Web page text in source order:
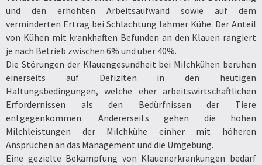
und den erhöhten Arbeitsaufwand sowie auf dem
verminderten Ertrag bei Schlachtung lahmer Kühe. Der Anteil
von Kühen mit krankhaften Befunden an den Klauen rangiert
je nach Betrieb zwischen 6% und über 40%.
Die Störungen der Klauengesundheit bei Milchkühen beruhen
einerseits auf Defiziten in den heutigen
Haltungsbedingungen, welche eher arbeitswirtschaftlichen
Erfordernissen als den Bedürfnissen der Tiere
entgegenkommen. Andererseits gehen die hohen
Milchleistungen der Milchkühe einher mit höheren
Ansprüchen an das Management und die Umgebung.
Eine gezielte Bekämpfung von Klauenerkrankungen bedarf